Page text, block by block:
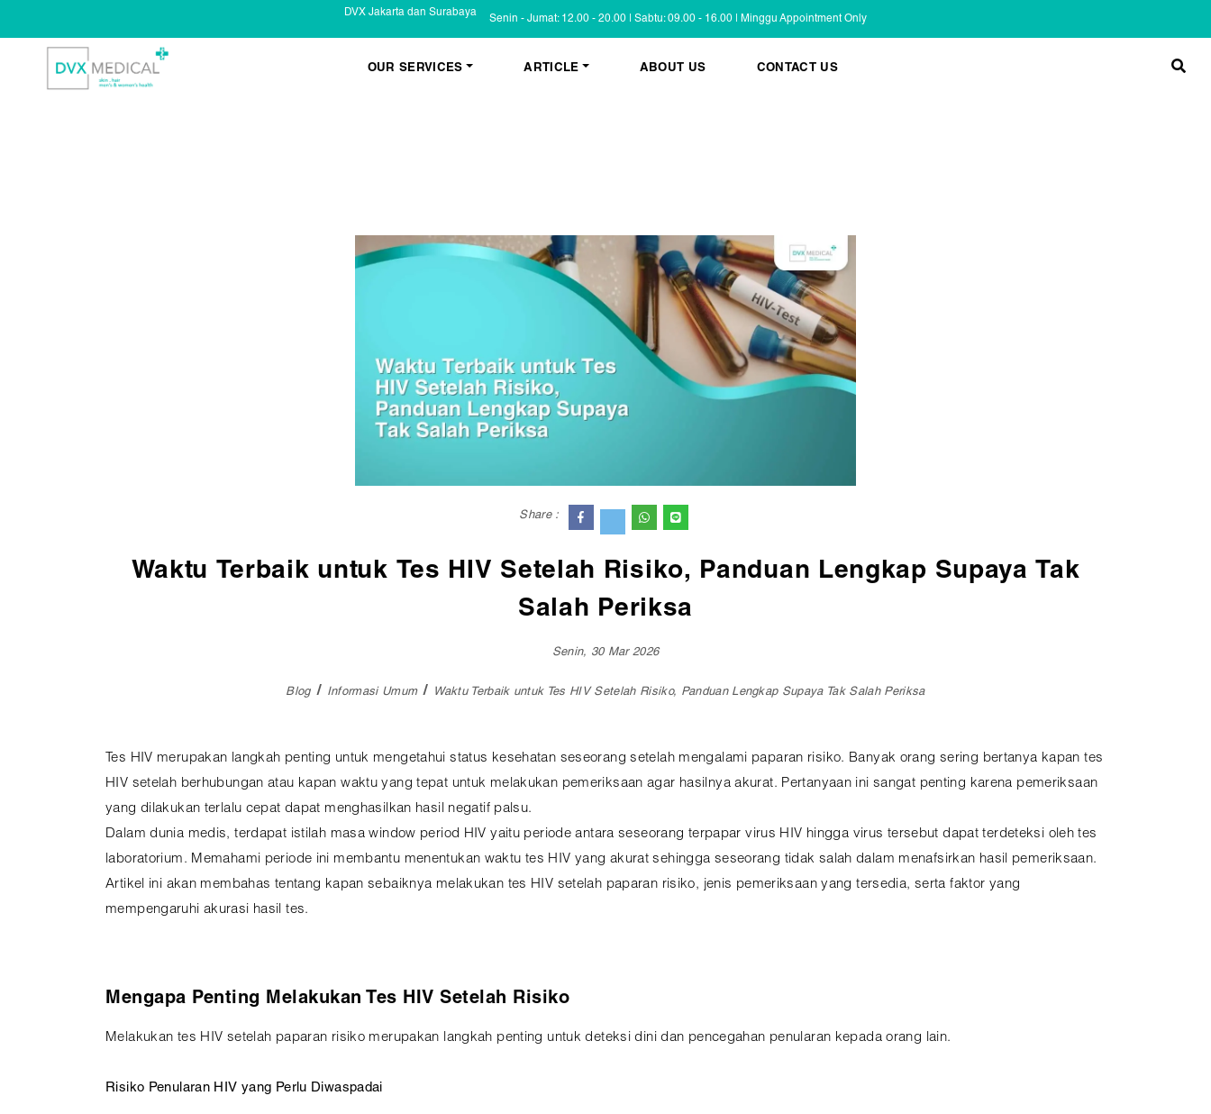
DVX Jakarta dan Surabaya
Senin - Jumat: 12.00 - 20.00 | Sabtu: 09.00 - 16.00 | Minggu Appointment Only
OUR SERVICES
Eczema
Masalah Kulit Lain
Infeksi
Keluhan Kulit
Non Infeksi
ARTICLE
Informasi Umum
Tips dan Trik
Cerita Pasien
ABOUT US CONTACT US
Share :
Waktu Terbaik untuk Tes HIV Setelah Risiko, Panduan Lengkap Supaya Tak
Salah Periksa
Senin, 30 Mar 2026
Blog Informasi Umum Waktu Terbaik untuk Tes HIV Setelah Risiko, Panduan Lengkap Supaya Tak Salah Periksa
Tes HIV merupakan langkah penting untuk mengetahui status kesehatan seseorang setelah mengalami paparan risiko. Banyak orang sering bertanya kapan tes
HIV setelah berhubungan atau kapan waktu yang tepat untuk melakukan pemeriksaan agar hasilnya akurat. Pertanyaan ini sangat penting karena pemeriksaan
yang dilakukan terlalu cepat dapat menghasilkan hasil negatif palsu.
Dalam dunia medis, terdapat istilah masa window period HIV yaitu periode antara seseorang terpapar virus HIV hingga virus tersebut dapat terdeteksi oleh tes
laboratorium. Memahami periode ini membantu menentukan waktu tes HIV yang akurat sehingga seseorang tidak salah dalam menafsirkan hasil pemeriksaan.
Artikel ini akan membahas tentang kapan sebaiknya melakukan tes HIV setelah paparan risiko, jenis pemeriksaan yang tersedia, serta faktor yang
mempengaruhi akurasi hasil tes.
Mengapa Penting Melakukan Tes HIV Setelah Risiko
Melakukan tes HIV setelah paparan risiko merupakan langkah penting untuk deteksi dini dan pencegahan penularan kepada orang lain.
Risiko Penularan HIV yang Perlu Diwaspadai